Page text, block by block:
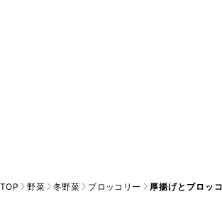
TOP 野菜 冬野菜 ブロッコリー 厚揚げとブロッ